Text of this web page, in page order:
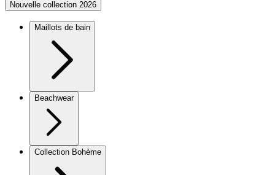
Nouvelle collection 2026
Maillots de bain
Beachwear
Collection Bohème